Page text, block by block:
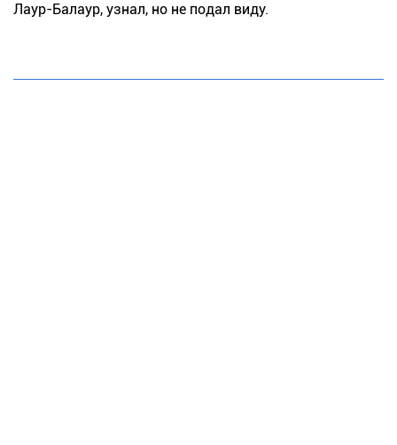
Лаур-Балаур, узнал, но не подал виду.